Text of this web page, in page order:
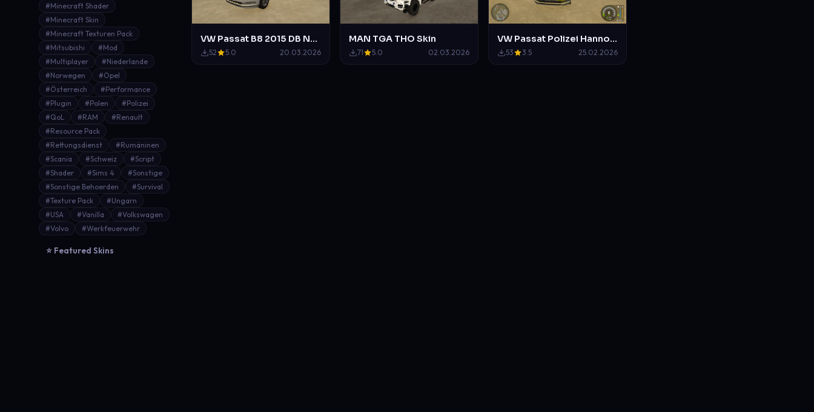
#Minecraft Shader
#Minecraft Skin
#Minecraft Texturen Pack
#Mitsubishi
#Mod
#Multiplayer
#Niederlande
#Norwegen
#Opel
#Österreich
#Performance
#Plugin
#Polen
#Polizei
#QoL
#RAM
#Renault
#Resource Pack
#Rettungsdienst
#Rumäninen
#Scania
#Schweiz
#Script
#Shader
#Sims 4
#Sonstige
#Sonstige Behoerden
#Survival
#Texture Pack
#Ungarn
#USA
#Vanilla
#Volkswagen
#Volvo
#Werkfeuerwehr
⭐ Featured Skins
VW Passat B8 2015 DB Notfallmangement
52 5.0 20.03.2026
MAN TGA THO Skin
71 5.0 02.03.2026
VW Passat Polizei Hannover
53 3.5 25.02.2026